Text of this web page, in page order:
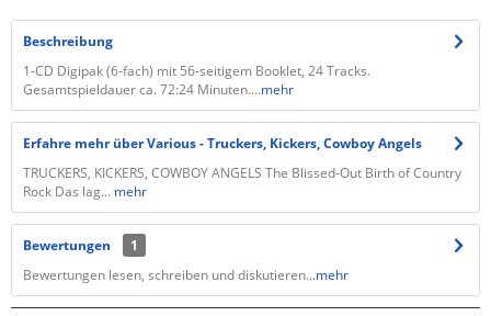
Beschreibung
1-CD Digipak (6-fach) mit 56-seitigem Booklet, 24 Tracks.
Gesamtspieldauer ca. 72:24 Minuten....mehr
Erfahre mehr über Various - Truckers, Kickers, Cowboy Angels
TRUCKERS, KICKERS, COWBOY ANGELS The Blissed-Out Birth of Country
Rock Das lag... mehr
Bewertungen
1
Bewertungen lesen, schreiben und diskutieren...mehr